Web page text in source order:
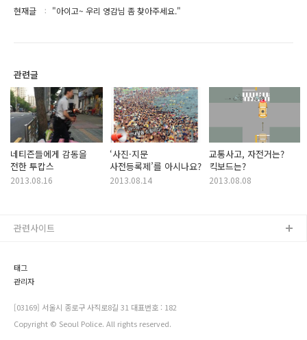
현재글 "아이고~ 우리 영감님 좀 찾아주세요."
관련글
네티즌들에게 감동을
전한 투캅스
2013.08.16
‘사진·지문
사전등록제’를 아시나요?
2013.08.14
교통사고, 자전거는?
킥보드는?
2013.08.08
태그
관리자
[03169] 서울시 종로구 사직로8길 31 대표번호 : 182
Copyright © Seoul Police. All rights reserved.
관련사이트